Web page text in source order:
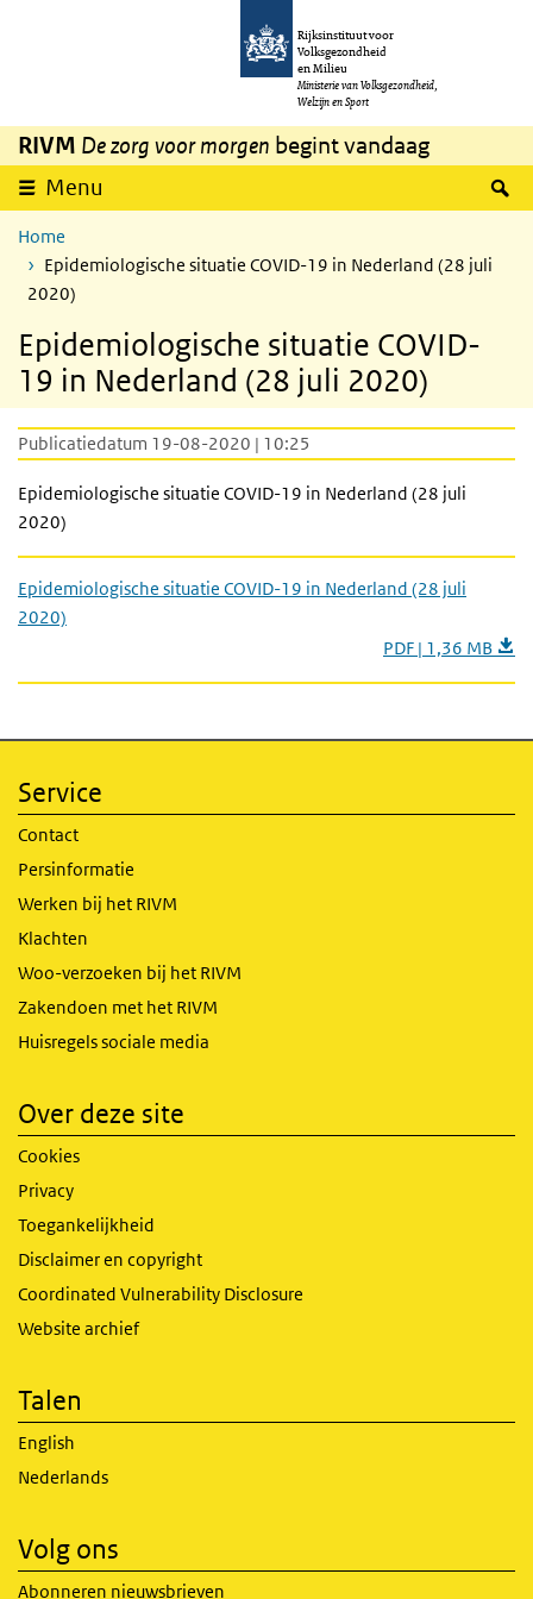
Overslaan en naar de inhoud gaan
Rijksinstituut voor
Volksgezondheid
en Milieu
Ministerie van Volksgezondheid,
Welzijn en Sport
RIVM De zorg voor morgen begint vandaag
Menu
Home
Epidemiologische situatie COVID-19 in Nederland (28 juli
2020)
Epidemiologische situatie COVID-
19 in Nederland (28 juli 2020)
Publicatiedatum 19-08-2020 | 10:25
Epidemiologische situatie COVID-19 in Nederland (28 juli
2020)
Epidemiologische situatie COVID-19 in Nederland (28 juli
2020)
PDF | 1,36 MB
Service
Contact
Persinformatie
Werken bij het RIVM
Klachten
Woo-verzoeken bij het RIVM
Zakendoen met het RIVM
Huisregels sociale media
Over deze site
Cookies
Privacy
Toegankelijkheid
Disclaimer en copyright
Coordinated Vulnerability Disclosure
Website archief
Talen
English
Nederlands
Volg ons
Abonneren nieuwsbrieven